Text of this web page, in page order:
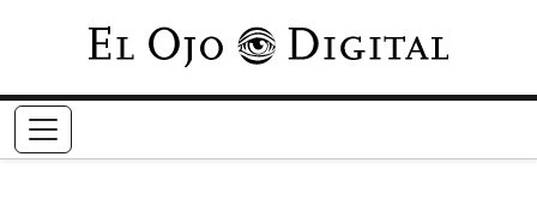
Pasar al contenido principal